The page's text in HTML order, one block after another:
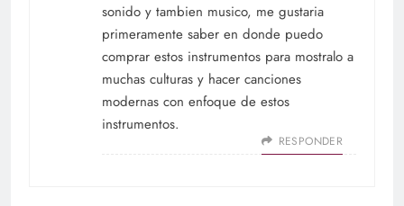
sonido y tambien musico, me gustaria
primeramente saber en donde puedo
comprar estos instrumentos para mostralo a
muchas culturas y hacer canciones
modernas con enfoque de estos
instrumentos.
RESPONDER